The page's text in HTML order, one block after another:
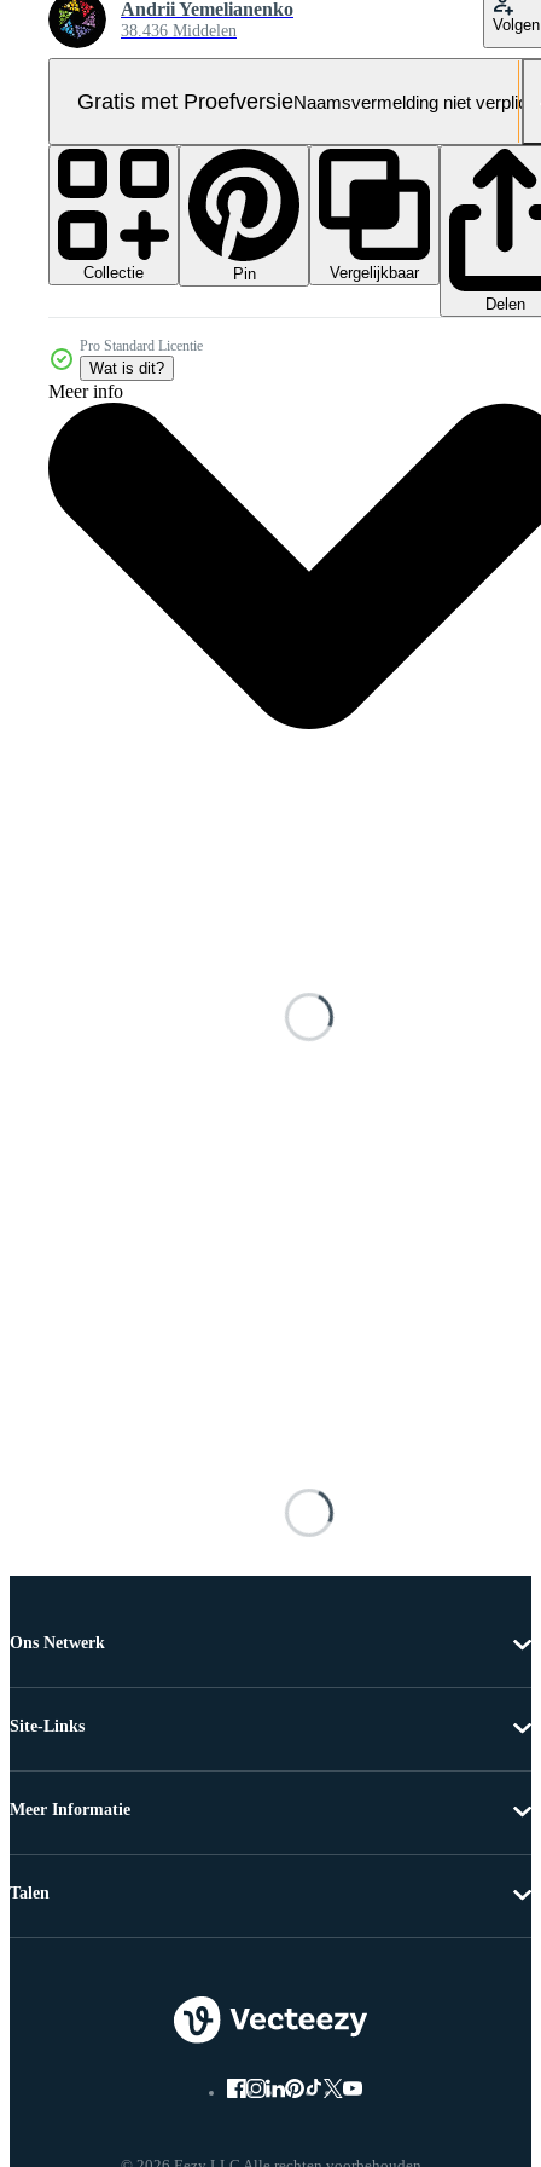
Andrii Yemelianenko
38.436 Middelen Volgen
Gratis met ProefversieNaamsvermelding niet verplicht
Collectie Pin
Vergelijkbaar
Delen
Pro Standard Licentie
Wat is dit?
Meer info
Ons Netwerk
Site-Links
Meer Informatie
Talen